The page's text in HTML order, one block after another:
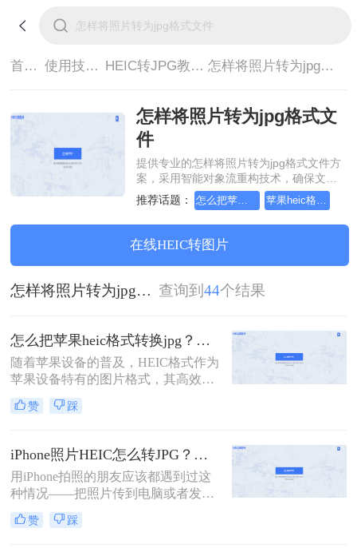
首页> 使用技巧> HEIC转JPG教程> 怎样将照片转为jpg格式文件
怎样将照片转为jpg格式文
件
提供专业的怎样将照片转为jpg格式文件方
案，采用智能对象流重构技术，确保文档
1:1高保真还原且排版不乱码。支持一键批
量处理，全链路 SSL 加密保障隐私安全。
助您快速实现怎样将照片转为jpg格式文
件，无需安装，高效办公。
推荐话题： 怎么把苹果heic格式转换jpg
在线HEIC转图片
怎样将照片转为jpg格式文件 查询到 44个结果
怎么把苹果heic格式转换jpg？来看看这几种方法吧！
随着苹果设备的普及，HEIC格式作为
苹果设备特有的图片格式，其高效性
和高质量的图像特点得到了广大用户
的青睐。然而，由于HEIC格式的特殊
上的兼容性并不理想。怎么把苹果
heic格式转换jpg成为了许多用户的需
求。本文将介绍四种将苹果HEIC格式
转换为JPG的方法，帮助用户轻松解
决兼容性问题。
赞 踩
iPhone照片HEIC怎么转JPG？试过几个管用的方法！
用iPhone拍照的朋友应该都遇到过这
种情况——把照片传到电脑或者发给
别人，结果对方打不开，文件后缀是
HEIC，不是熟悉的JPG。这是因为从
赞 踩